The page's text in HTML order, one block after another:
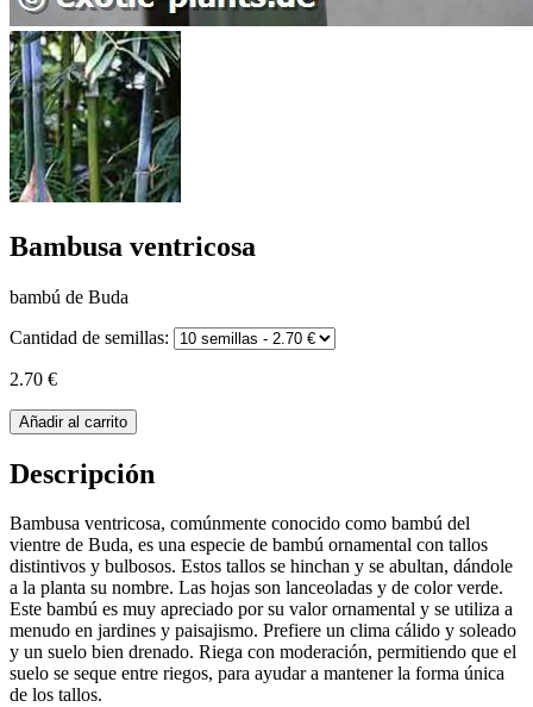
Bambusa ventricosa
bambú de Buda
Cantidad de semillas:
2.70 €
Añadir al carrito
Descripción
Bambusa ventricosa, comúnmente conocido como bambú del
vientre de Buda, es una especie de bambú ornamental con tallos
distintivos y bulbosos. Estos tallos se hinchan y se abultan, dándole
a la planta su nombre. Las hojas son lanceoladas y de color verde.
Este bambú es muy apreciado por su valor ornamental y se utiliza a
menudo en jardines y paisajismo. Prefiere un clima cálido y soleado
y un suelo bien drenado. Riega con moderación, permitiendo que el
suelo se seque entre riegos, para ayudar a mantener la forma única
de los tallos.